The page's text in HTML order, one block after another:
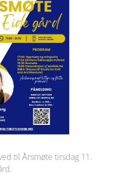
til Årsmøte tirsdag 11.